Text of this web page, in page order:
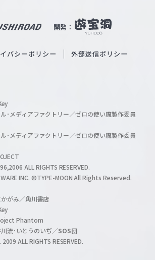
開発：
b
O
i
l
h
a
n
l
バシーポリシー 外部送信ポリシー
･メディアファクトリー／ゼロの使い魔製作委員
･メディアファクトリー／ゼロの使い魔製作委員
ALL RIGHTS RESERVED.
INC. ©TYPE-MOON All Rights Reserved.
がみ／角川書店
Phantom
流･いとうのいぢ／SOS団
ALL RIGHTS RESERVED.